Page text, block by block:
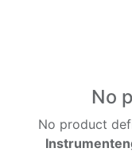
No
No product